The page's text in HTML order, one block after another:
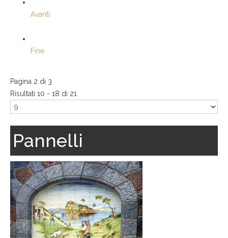
Avanti
Fine
Pagina 2 di 3
Risultati 10 - 18 di 21
Pannelli